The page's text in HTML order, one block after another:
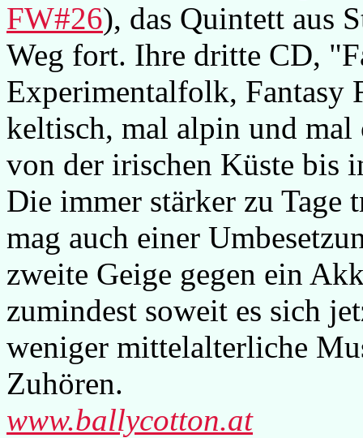
FW#26), das Quintett aus
Weg fort. Ihre dritte CD,
Experimentalfolk, Fantasy
keltisch, mal alpin und
von der irischen Küste bis
Die immer stärker zu
mag auch einer
zweite Geige gegen ein
zumindest soweit es sich
weniger mittelalterliche
Zuhören.
www.ballycotton.at